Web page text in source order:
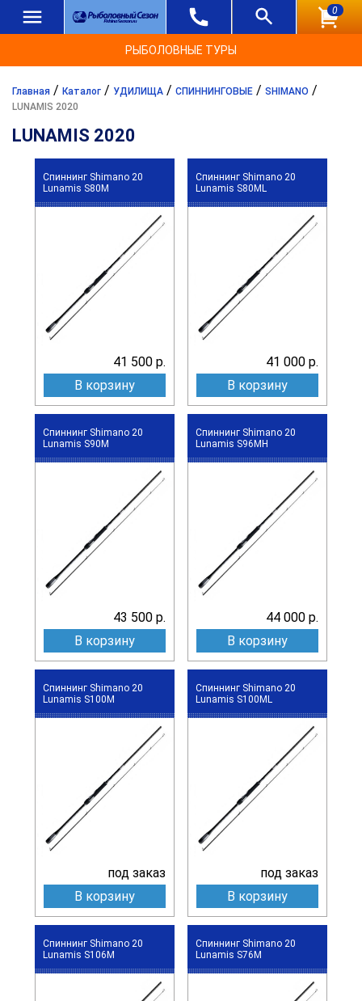
0
РЫБОЛОВНЫЕ ТУРЫ
Главная / Каталог / УДИЛИЩА / СПИННИНГОВЫЕ / SHIMANO /
LUNAMIS 2020
LUNAMIS 2020
Спиннинг Shimano 20
Lunamis S80M
41 500 р.
В корзину
Спиннинг Shimano 20
Lunamis S80ML
41 000 р.
В корзину
Спиннинг Shimano 20
Lunamis S90M
43 500 р.
В корзину
Спиннинг Shimano 20
Lunamis S96MH
44 000 р.
В корзину
Спиннинг Shimano 20
Lunamis S100M
под заказ
В корзину
Спиннинг Shimano 20
Lunamis S100ML
под заказ
В корзину
Спиннинг Shimano 20
Lunamis S106M
Спиннинг Shimano 20
Lunamis S76M